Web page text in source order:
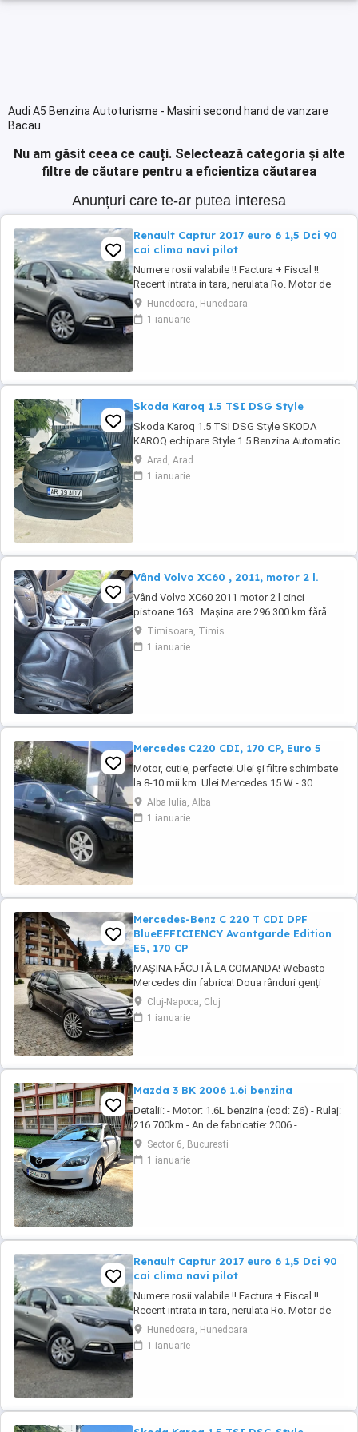
Audi A5 Benzina Autoturisme - Masini second hand de vanzare
Bacau
Nu am găsit ceea ce cauți. Selectează categoria și alte
filtre de căutare pentru a eficientiza căutarea
Anunțuri care te-ar putea interesa
Renault Captur 2017 euro 6 1,5 Dci 90
cai clima navi pilot
Numere rosii valabile !! Factura + Fiscal !!
Recent intrata in tara, nerulata Ro. Motor de
1,5 diesel, 90 cai, euro 6. Cutie manuala.
Consum 4,5 %. Km Reali. Carte service ! Fara
elemente revopsite. Climatronic ( AC ). Perfect
Hunedoara, Hunedoara
1 ianuarie
Skoda Karoq 1.5 TSI DSG Style
Skoda Karoq 1.5 TSI DSG Style SKODA
KAROQ echipare Style 1.5 Benzina Automatic
Acest SUV din 2020 impresionează prin
designul său modern și confortul oferit.
Vehiculul este bine întreținut, are istoric de
Arad, Arad
1 ianuarie
Vând Volvo XC60 , 2011, motor 2 l.
Vând Volvo XC60 2011 motor 2 l cinci
pistoane 163 . Mașina are 296 300 km fără
probleme mecanice si estetice. Dotări scaune
piele cu reglaje automate , cutie manuala ,
GPS si camera marșarier, senzori fata spate ,
Timisoara, Timis
1 ianuarie
Mercedes C220 CDI, 170 CP, Euro 5
Motor, cutie, perfecte! Ulei și filtre schimbate
la 8-10 mii km. Ulei Mercedes 15 W - 30.
Echipamente si caracteristici speciale: Sistem
de navigație COMAND APS: Sistem de
navigație integrat ultramodern cu ghidare
Alba Iulia, Alba
1 ianuarie
Mercedes-Benz C 220 T CDI DPF
BlueEFFICIENCY Avantgarde Edition
E5, 170 CP
MAȘINA FĂCUTĂ LA COMANDA! Webasto
Mercedes din fabrica! Doua rânduri genți
echipate. Echipament special: Faruri bi-xenon
cu distribuție adaptivă a luminii (Intelligent
Light System), sistem de asistență la
de combustibil: ...
Cluj-Napoca, Cluj
1 ianuarie
Mazda 3 BK 2006 1.6i benzina
Detalii: - Motor: 1.6L benzina (cod: Z6) - Rulaj:
216.700km - An de fabricatie: 2006 -
Caroserie: Hatchback (cod: BK 14Z) - Culoare:
Gri - Serie sasiu: JMZBK14Z271511411 -
Transmisie: Manuala, 5 viteze - Pret: 1250
Sector 6, Bucuresti
1 ianuarie
Renault Captur 2017 euro 6 1,5 Dci 90
cai clima navi pilot
Numere rosii valabile !! Factura + Fiscal !!
Recent intrata in tara, nerulata Ro. Motor de
1,5 diesel, 90 cai, euro 6. Cutie manuala.
Consum 4,5 %. Km Reali. Carte service ! Fara
elemente revopsite. Climatronic ( AC ). Perfect
Hunedoara, Hunedoara
1 ianuarie